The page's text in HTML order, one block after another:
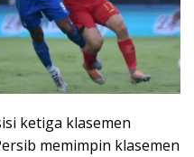
ketiga klasemen
memimpin klasemen